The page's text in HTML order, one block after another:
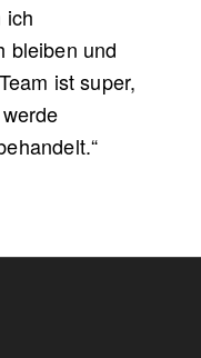
ich
bleiben und
ist super,